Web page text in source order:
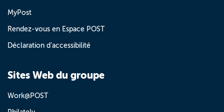
MyPost
Rendez-vous en Espace POST
Déclaration d’accessibilité
Sites Web du groupe
Work@POST